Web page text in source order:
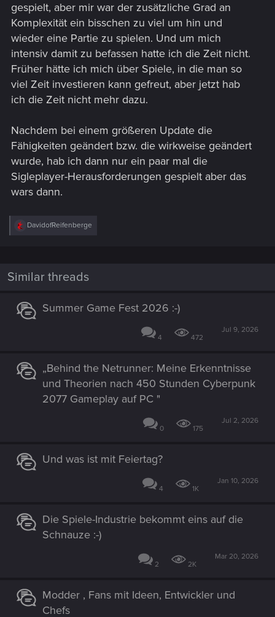
gespielt, aber mir war der zusätzliche Grad an
Komplexität ein bisschen zu viel um hin und
wieder eine Partie zu spielen. Und um mich
intensiv damit zu befassen hatte ich die Zeit nicht.
Früher hätte ich mich über Spiele, in die man so
viel Zeit investieren kann gefreut, aber jetzt hab
ich die Zeit nicht mehr dazu.
Nachdem bei einem größeren Update die
Fähigkeiten geändert bzw. die wirkweise geändert
wurde, hab ich dann nur ein paar mal die
Sigleplayer-Herausforderungen gespielt aber das
wars dann.
R
i
o
s
:
DavidofReifenberge
Similar threads
Summer Game Fest 2026 :-)
4 472
Jul 9, 2026
„Behind the Netrunner: Meine Erkenntnisse
und Theorien nach 450 Stunden Cyberpunk
2077 Gameplay auf PC "
0 175
Jul 2, 2026
Und was ist mit Feiertag?
4 1K
Jan 10, 2026
Die Spiele-Industrie bekommt eins auf die
Schnauze :-)
2 2K
Mar 20, 2026
Modder , Fans mit Ideen, Entwickler und
Chefs